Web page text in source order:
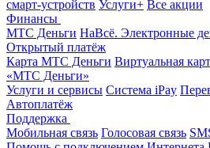
смарт-устройств Услуги+ Все акции
Финансы
МТС Деньги НаВсё. Электронные
Открытый платёж
Карта МТС Деньги Виртуальная
«МТС Деньги»
Услуги и сервисы Система iPay
Автоплатёж
Поддержка
Мобильная связь Голосовая связь